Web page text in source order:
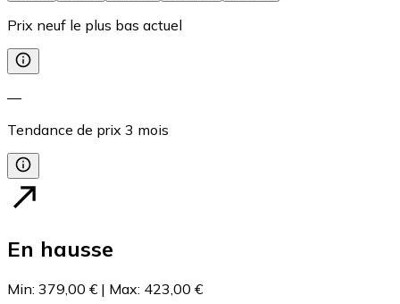
Prix neuf le plus bas actuel
—
Tendance de prix 3 mois
En hausse
Min: 379,00 € | Max: 423,00 €